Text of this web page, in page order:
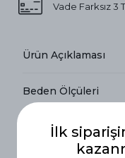
Vade Farksız 3
Ürün Açıklaması
Beden Ölçüleri
Beden
Ölçüleri
1
İlk